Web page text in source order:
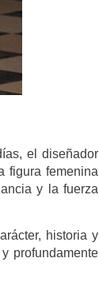
el diseñador
figura femenina
y la fuerza
historia y
profundamente